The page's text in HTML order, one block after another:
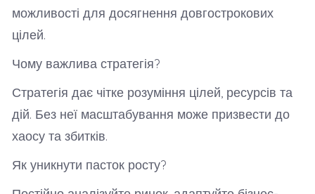
можливості для досягнення довгострокових
цілей.
Чому важлива стратегія?
Стратегія дає чітке розуміння цілей, ресурсів та
дій. Без неї масштабування може призвести до
хаосу та збитків.
Як уникнути пасток росту?